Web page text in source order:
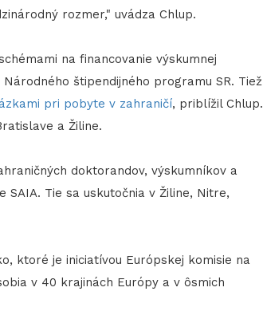
rozmer," uvádza Chlup.
na financovanie výskumnej
štipendijného programu SR. Tiež
pri pobyte v zahraničí, priblížil Chlup.
a Žiline.
doktorandov, výskumníkov a
Tie sa uskutočnia v Žiline, Nitre,
ktoré je iniciatívou Európskej komisie na
v 40 krajinách Európy a v ôsmich